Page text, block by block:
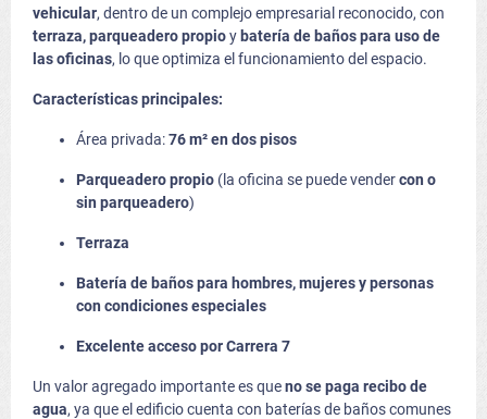
vehicular, dentro de un complejo empresarial reconocido, con
terraza, parqueadero propioy batería de baños para uso de
las oficinas, lo que optimiza el funcionamiento del espacio.
Características principales:
Área privada:76 m² en dos pisos
Parqueadero propio (la oficina se puede vendercon o
sin parqueadero)
Terraza
Batería de baños para hombres, mujeres y personas
con condiciones especiales
Excelente acceso por Carrera 7
Un valor agregado importante es queno se paga recibo de
agua, ya que el edificio cuenta con baterías de baños comunes